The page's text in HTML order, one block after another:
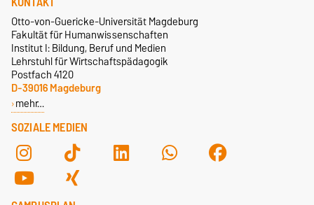
SOZIALE MEDIEN
Otto-von-Guericke-Universität Magdeburg
Fakultät für Humanwissenschaften
Institut I: Bildung, Beruf und Medien
Lehrstuhl für Wirtschaftspädagogik
Postfach 4120
D-39016 Magdeburg
mehr…